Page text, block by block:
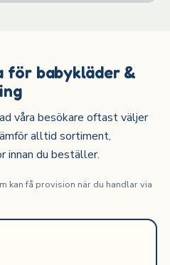
för babykläder &
våra besökare oftast väljer
alltid sortiment,
innan du beställer.
kan få provision när du handlar via